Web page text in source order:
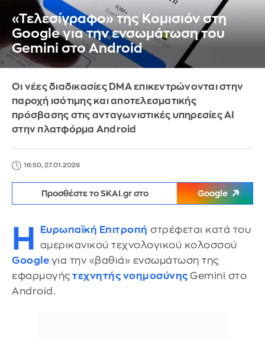
«Τελεσίγραφο» της Κομισιόν στη
Google για την ενσωμάτωση του
Gemini στο Android
Οι νέες διαδικασίες DMA επικεντρώνονται στην
παροχή ισότιμης και αποτελεσματικής
πρόσβασης στις ανταγωνιστικές υπηρεσίες ΑΙ
στην πλατφόρμα Android
16:50, 27.01.2026
Προσθέστε το SKAI.gr στο Google
Η Ευρωπαϊκή Επιτροπή στρέφεται κατά του
αμερικανικού τεχνολογικού κολοσσού
Google για την «βαθιά» ενσωμάτωση της
εφαρμογής τεχνητής νοημοσύνης Gemini στο
Android.